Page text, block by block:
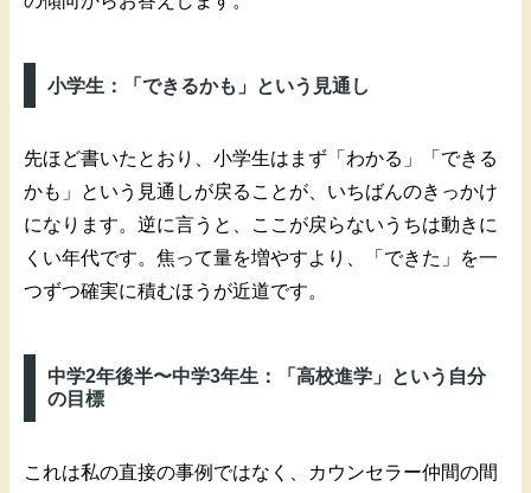
小学生：「できるかも」という見通し
先ほど書いたとおり、小学生はまず「わかる」「できる
かも」という見通しが戻ることが、いちばんのきっかけ
になります。逆に言うと、ここが戻らないうちは動きに
くい年代です。焦って量を増やすより、「できた」を一
つずつ確実に積むほうが近道です。
中学2年後半〜中学3年生：「高校進学」という自分
の目標
これは私の直接の事例ではなく、カウンセラー仲間の間